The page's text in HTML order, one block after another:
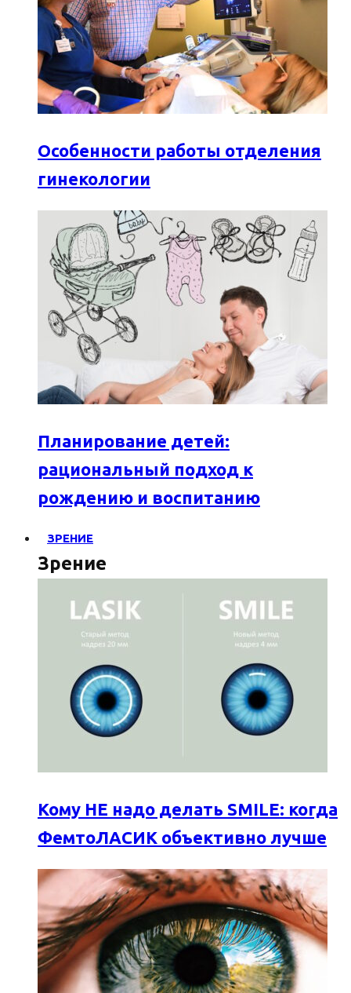
Особенности работы отделения
гинекологии
Планирование детей:
рациональный подход к
рождению и воспитанию
ЗРЕНИЕ
Зрение
Кому НЕ надо делать SMILE: когда
ФемтоЛАСИК объективно лучше